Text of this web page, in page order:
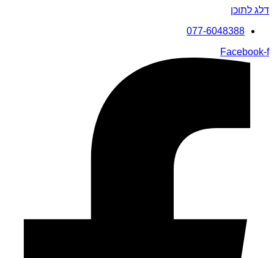
דלג לתוכן
077-6048388
Facebook-f